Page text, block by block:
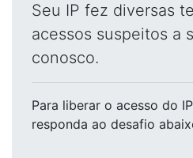
Seu IP fez diversas
acessos suspeitos a
conosco.
Para liberar o acesso do IP
responda ao desafio